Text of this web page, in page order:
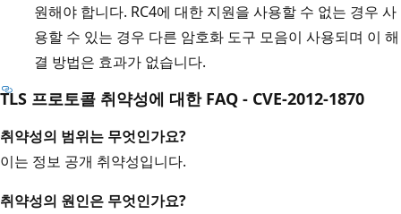
원해야 합니다. RC4에 대한 지원을 사용할 수 없는 경우 사
용할 수 있는 경우 다른 암호화 도구 모음이 사용되며 이 해
결 방법은 효과가 없습니다.
TLS 프로토콜 취약성에 대한 FAQ - CVE-2012-1870
취약성의 범위는 무엇인가요?
이는 정보 공개 취약성입니다.
취약성의 원인은 무엇인가요?